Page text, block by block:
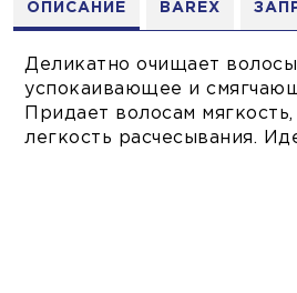
ОПИСАНИЕ BAREX
Деликатно очищает
успокаивающее и
Придает волосам
легкость расчесывания.